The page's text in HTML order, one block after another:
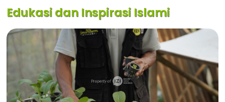
Edukasi dan Inspirasi Islami